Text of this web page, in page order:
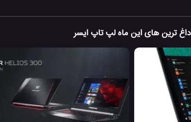
داغ ترین های این ماه لپ تاپ ایسر